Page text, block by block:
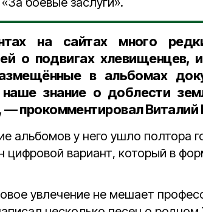
на сайтах много
о подвигах хлевищенцев,
в альбомах
знание о доблести
— прокомментировал
альбомов у него ушло полтора
цифровой вариант, который в
увлечение не мешает